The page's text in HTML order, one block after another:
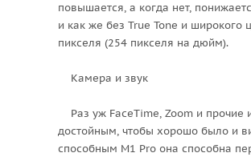
повышается, а когда нет,
и как же без True Tone и
пикселя (254 пикселя на дюйм).
Камера и звук
Раз уж FaceTime, Zoom и прочие
достойным, чтобы хорошо было и
способным M1 Pro она способна